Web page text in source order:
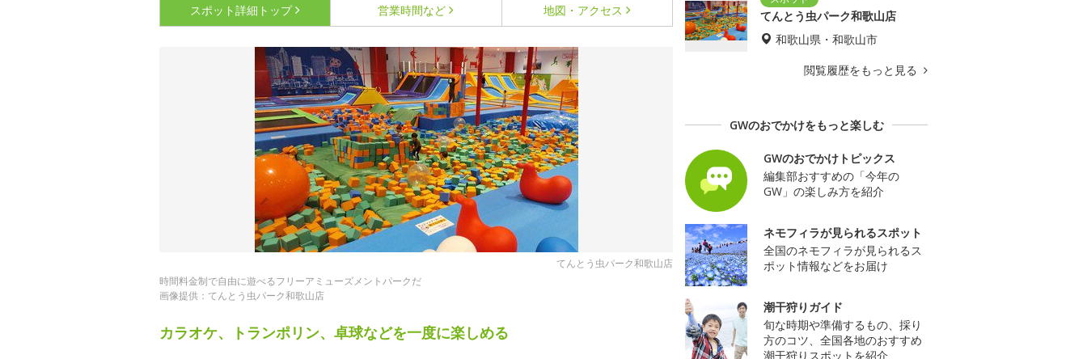
スポット詳細 トップ 営業時間など 地図・アクセス
てんとう虫パーク和歌山店
時間料金制で自由に遊べるフリーアミューズメントパークだ
画像提供：てんとう虫パーク和歌山店
カラオケ、トランポリン、卓球などを一度に楽しめる
てんとう虫パーク和歌山店
和歌山県・和歌山市
閲覧履歴をもっと見る
GWのおでかけをもっと楽しむ
GWのおでかけトピックス
編集部おすすめの「今年の
GW」の楽しみ方を紹介
ネモフィラが見られるスポット
全国のネモフィラが見られるス
ポット情報などをお届け
潮干狩りガイド
旬な時期や準備するもの、採り
方のコツ、全国各地のおすすめ
潮干狩りスポットを紹介